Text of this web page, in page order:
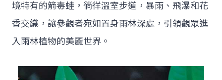
境特有的箭毒蛙，徜徉溫室步道，暴雨、飛瀑和花
香交織，讓參觀者宛如置身雨林深處，引領觀眾進
入雨林植物的美麗世界。